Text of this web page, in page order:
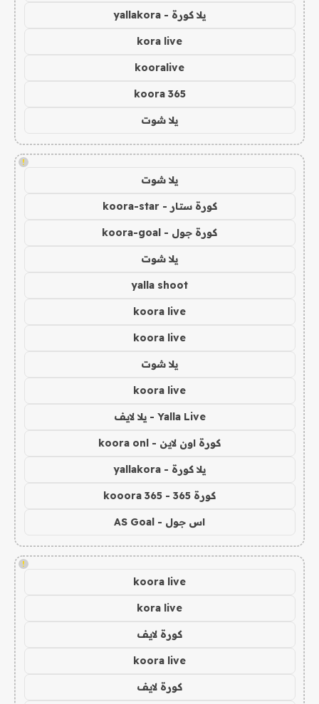
يلا كورة - yallakora
kora live
kooralive
koora 365
يلا شوت
!
يلا شوت
كورة ستار - koora-star
كورة جول - koora-goal
يلا شوت
yalla shoot
koora live
koora live
يلا شوت
koora live
Yalla Live - يلا لايف
كورة اون لاين - koora onl
يلا كورة - yallakora
كورة 365 - kooora 365
اس جول - AS Goal
!
koora live
kora live
كورة لايف
koora live
كورة لايف